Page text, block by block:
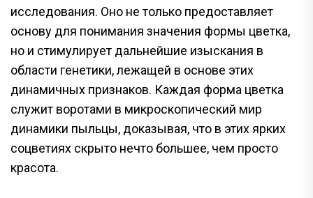
исследования. Оно не только предоставляет
основу для понимания значения формы цветка,
но и стимулирует дальнейшие изыскания в
области генетики, лежащей в основе этих
динамичных признаков. Каждая форма цветка
служит воротами в микроскопический мир
динамики пыльцы, доказывая, что в этих ярких
соцветиях скрыто нечто большее, чем просто
красота.